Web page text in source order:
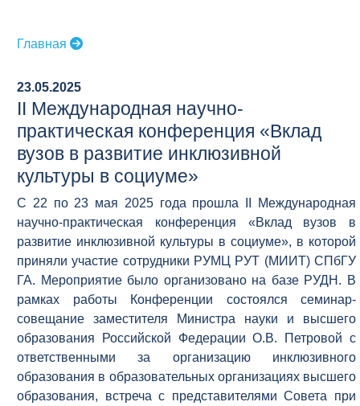
Главная
23.05.2025
II Международная научно-
практическая конференция «Вклад
вузов в развитие инклюзивной
культуры в социуме»
С 22 по 23 мая 2025 года прошла II Международная
научно-практическая конференция «Вклад вузов в
развитие инклюзивной культуры в социуме», в которой
приняли участие сотрудники РУМЦ РУТ (МИИТ) СПбГУ
ГА. Мероприятие было организовано на базе РУДН. В
рамках работы Конференции состоялся семинар-
совещание заместителя Министра науки и высшего
образования Российской Федерации О.В. Петровой с
ответственными за организацию инклюзивного
образования в образовательных организациях высшего
образования, встреча с представителями Совета при